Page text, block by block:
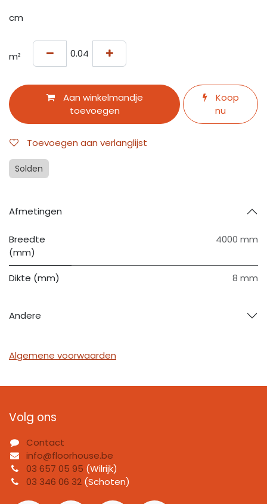
cm
m²
Aan winkelmandje
toevoegen
Koop
nu
Toevoegen aan verlanglijst
Solden
Afmetingen
Breedte
(mm)
4000 mm
Dikte (mm) 8 mm
Andere
Algemene voorwaarden
Volg ons
Contact
info@floorhouse.be
03 657 05 95 (Wilrijk)
03 346 06 32 (Schoten)